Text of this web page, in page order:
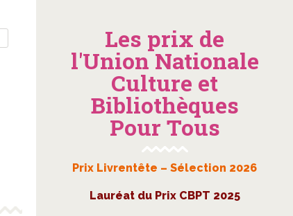
Les prix de
l'Union Nationale
Culture et
Bibliothèques
Pour Tous
Prix Livrentête – Sélection 2026
Lauréat du Prix CBPT 2025